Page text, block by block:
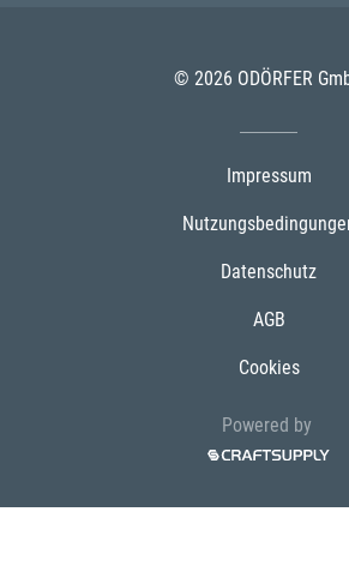
© 2026 ODÖRFER
Impressum
Datenschutz
AGB
Cookies
Powered by